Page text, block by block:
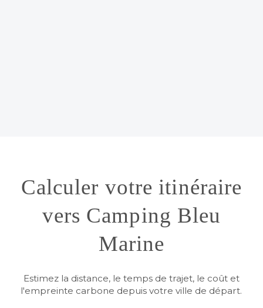
Calculer votre itinéraire
vers Camping Bleu
Marine
Estimez la distance, le temps de trajet, le coût et
l'empreinte carbone depuis votre ville de départ.